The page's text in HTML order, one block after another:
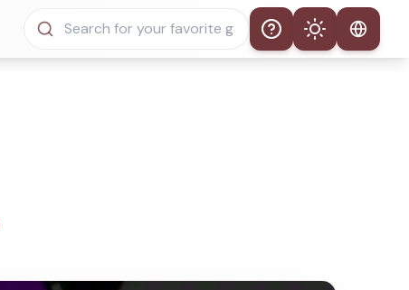
Help Theme